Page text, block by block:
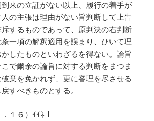
来の立証がない以上、履行の着手が
の主張は理由がない旨判断して上告
するものであって、原判決の右判断
一項の解釈適用を誤まり、ひいて理
したものといわざるを得ない。論旨
で爾余の論旨に対する判断をまつま
棄を免かれず、更に審理を尽させる
すべきものとする。
１６）ｲｲﾈ！